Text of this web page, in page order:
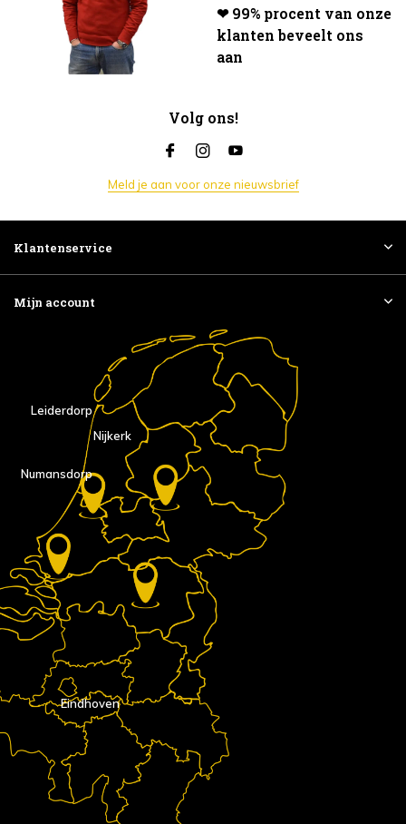
❤ 99% procent van onze
klanten beveelt ons
aan
Volg ons!
Meld je aan voor onze nieuwsbrief
Klantenservice
Mijn account
Eindhoven
Nijkerk
Numansdorp
Leiderdorp